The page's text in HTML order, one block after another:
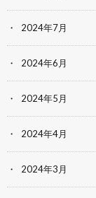
2024年7月
2024年6月
2024年5月
2024年4月
2024年3月